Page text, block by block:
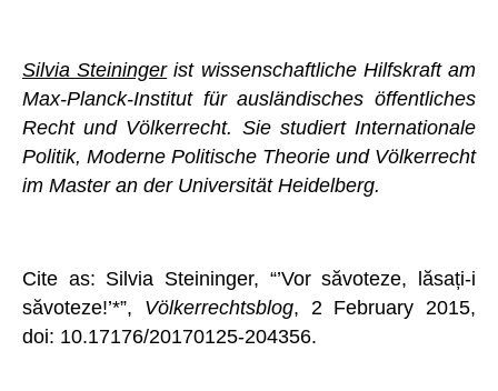
Silvia Steiningerist wissenschaftliche Hilfskraft am
Max-Planck-Institut für ausländisches öffentliches
Recht und Völkerrecht. Sie studiert Internationale
Politik, Moderne Politische Theorie und Völkerrecht
im Master an der Universität Heidelberg.
Cite as: Silvia Steininger, “’Vor săvoteze, lăsați-i
săvoteze!’*”, Völkerrechtsblog, 2 February 2015,
doi: 10.17176/20170125-204356.